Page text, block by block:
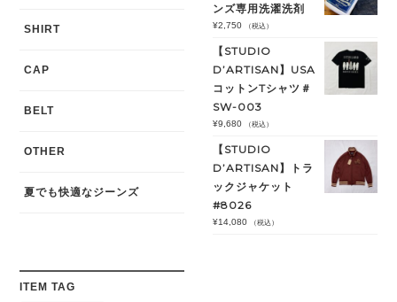
SHIRT
CAP
BELT
OTHER
夏でも快適なジーンズ
ンズ専用洗濯洗剤
¥2,750 （税込）
【STUDIO
D’ARTISAN】USA
コットンTシャツ＃
SW-003
¥9,680 （税込）
【STUDIO
D’ARTISAN】トラ
ックジャケット
#8026
¥14,080 （税込）
ITEM TAG